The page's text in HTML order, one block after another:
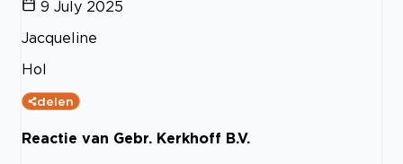
9 July 2025
Jacqueline
Hol
delen
Reactie van Gebr. Kerkhoff B.V.